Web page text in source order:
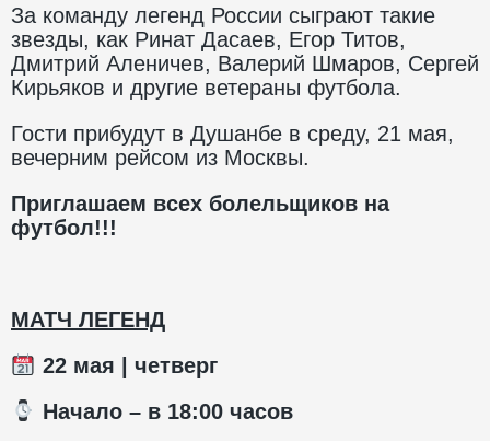
За команду легенд России сыграют такие
звезды, как Ринат Дасаев, Егор Титов,
Дмитрий Аленичев, Валерий Шмаров, Сергей
Кирьяков и другие ветераны футбола.
Гости прибудут в Душанбе в среду, 21 мая,
вечерним рейсом из Москвы.
Приглашаем всех болельщиков на
футбол!!!
МАТЧ ЛЕГЕНД
22 мая | четверг
Начало – в 18:00 часов